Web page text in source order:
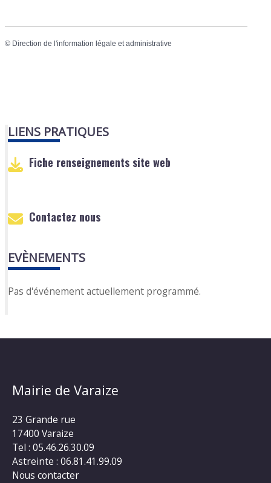
© Direction de l'information légale et administrative
LIENS PRATIQUES
Fiche renseignements site web
Contactez nous
EVÈNEMENTS
Pas d'événement actuellement programmé.
Mairie de Varaize
23 Grande rue
17400 Varaize
Tel : 05.46.26.30.09
Astreinte : 06.81.41.99.09
Nous contacter